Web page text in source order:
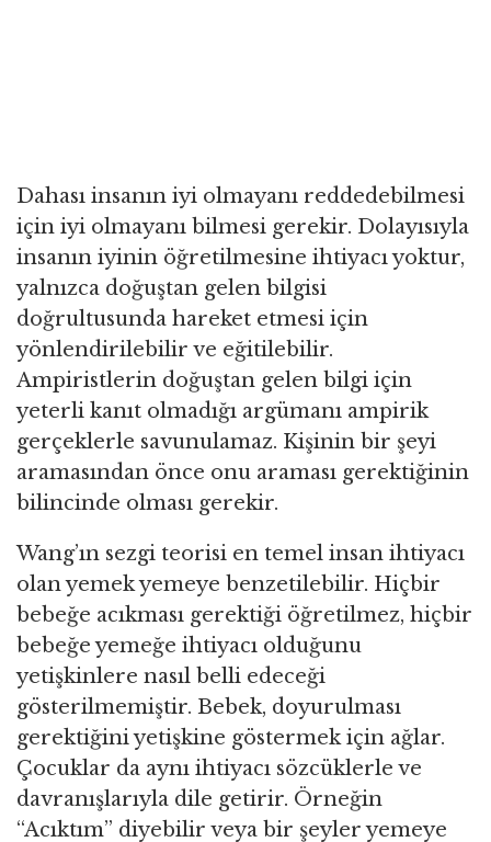
Dahası insanın iyi olmayanı reddedebilmesi
için iyi olmayanı bilmesi gerekir. Dolayısıyla
insanın iyinin öğretilmesine ihtiyacı yoktur,
yalnızca doğuştan gelen bilgisi
doğrultusunda hareket etmesi için
yönlendirilebilir ve eğitilebilir.
Ampiristlerin doğuştan gelen bilgi için
yeterli kanıt olmadığı argümanı ampirik
gerçeklerle savunulamaz. Kişinin bir şeyi
aramasından önce onu araması gerektiğinin
bilincinde olması gerekir.
Wang’ın sezgi teorisi en temel insan ihtiyacı
olan yemek yemeye benzetilebilir. Hiçbir
bebeğe acıkması gerektiği öğretilmez, hiçbir
bebeğe yemeğe ihtiyacı olduğunu
yetişkinlere nasıl belli edeceği
gösterilmemiştir. Bebek, doyurulması
gerektiğini yetişkine göstermek için ağlar.
Çocuklar da aynı ihtiyacı sözcüklerle ve
davranışlarıyla dile getirir. Örneğin
“Acıktım” diyebilir veya bir şeyler yemeye